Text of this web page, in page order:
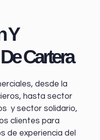
Y
Cartera
desde la
, hasta sector
y sector solidario,
clientes para
de experiencia del